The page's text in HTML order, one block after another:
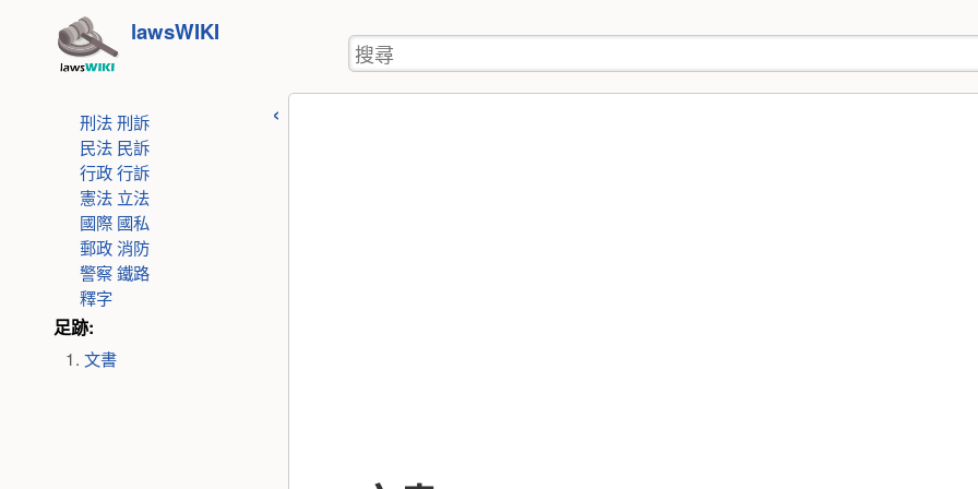
lawsWIKI
用
者
工
搜
尋
刑法刑訴
民法 民訴
行政行訴
憲法 立法
國際 國私
郵政消防
警察鐵路
釋字
足跡:
文書